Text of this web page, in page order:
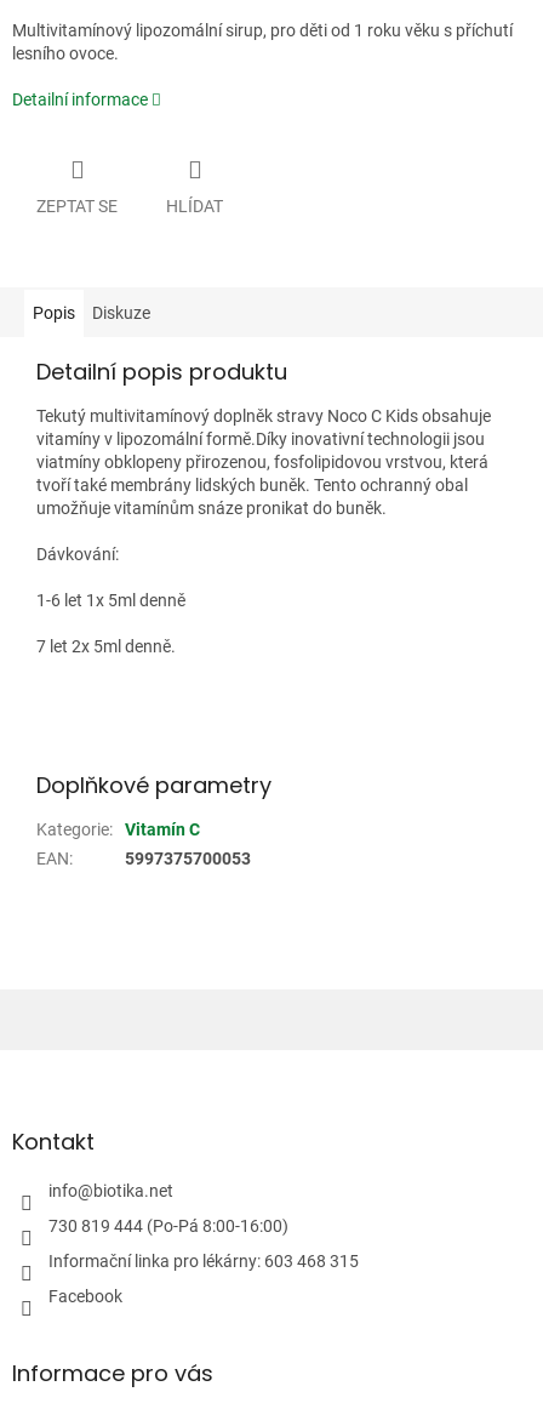
Multivitamínový lipozomální sirup, pro děti od 1 roku věku s příchutí
lesního ovoce.
Detailní informace
ZEPTAT SE HLÍDAT
Popis Diskuze
Detailní popis produktu
Tekutý multivitamínový doplněk stravy Noco C Kids obsahuje
vitamíny v lipozomální formě.Díky inovativní technologii jsou
viatmíny obklopeny přirozenou, fosfolipidovou vrstvou, která
tvoří také membrány lidských buněk. Tento ochranný obal
umožňuje vitamínům snáze pronikat do buněk.
Dávkování:
1-6 let 1x 5ml denně
7 let 2x 5ml denně.
Doplňkové parametry
Kategorie:
Vitamín C
EAN: 5997375700053
aKontakt
info@biotika.net
730 819 444 (Po-Pá 8:00-16:00)
Informační linka pro lékárny: 603 468 315
Facebook
Informace pro vás